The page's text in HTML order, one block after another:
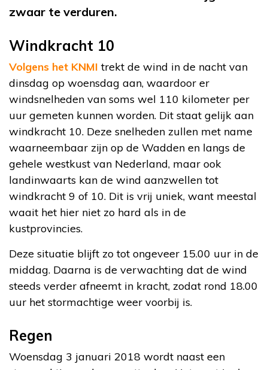
zwaar te verduren.
Windkracht 10
Volgens het KNMI trekt de wind in de nacht van
dinsdag op woensdag aan, waardoor er
windsnelheden van soms wel 110 kilometer per
uur gemeten kunnen worden. Dit staat gelijk aan
windkracht 10. Deze snelheden zullen met name
waarneembaar zijn op de Wadden en langs de
gehele westkust van Nederland, maar ook
landinwaarts kan de wind aanzwellen tot
windkracht 9 of 10. Dit is vrij uniek, want meestal
waait het hier niet zo hard als in de
kustprovincies.
Deze situatie blijft zo tot ongeveer 15.00 uur in de
middag. Daarna is de verwachting dat de wind
steeds verder afneemt in kracht, zodat rond 18.00
uur het stormachtige weer voorbij is.
Regen
Woensdag 3 januari 2018 wordt naast een